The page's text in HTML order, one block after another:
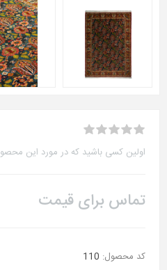
اولین کسی باشید که در مورد این
تماس برای قیمت
کد محصول: 110